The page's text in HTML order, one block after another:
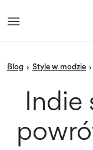
blog › Style w modzie ›
Indie